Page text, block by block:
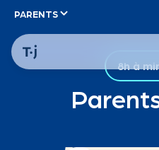
PARENTS
8h à